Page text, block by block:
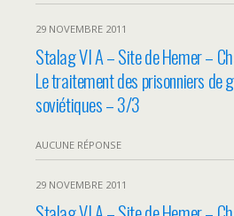
29 NOVEMBRE 2011
Stalag VI A – Site de Hemer –
Le traitement des prisonniers de
soviétiques – 3/3
AUCUNE RÉPONSE
29 NOVEMBRE 2011